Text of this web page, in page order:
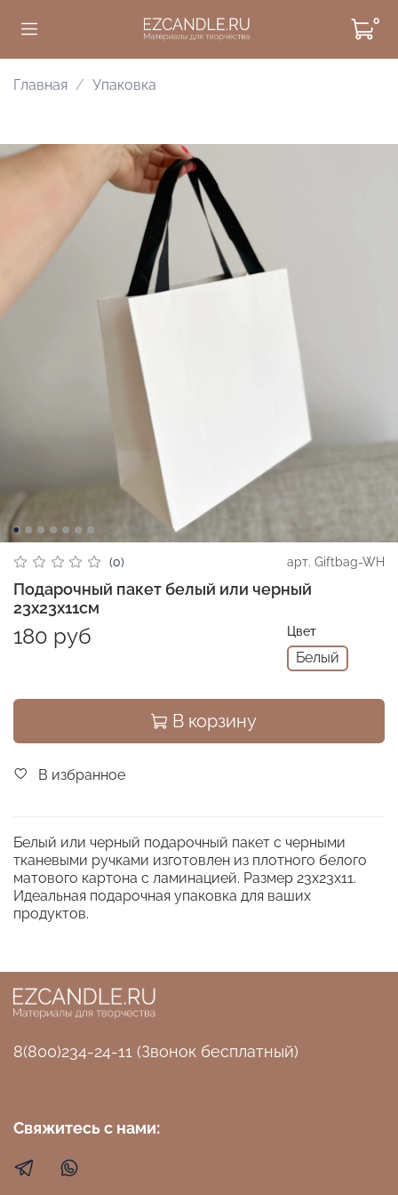
0
Главная Упаковка
(0) арт. Giftbag-WH
Подарочный пакет белый или черный
23х23х11см
180 руб Цвет
Белый
В корзину
В избранное
Белый или черный подарочный пакет с черными
тканевыми ручками изготовлен из плотного белого
матового картона с ламинацией. Размер 23х23х11.
Идеальная подарочная упаковка для ваших
продуктов.
8(800)234-24-11 (Звонок бесплатный)
Свяжитесь с нами: